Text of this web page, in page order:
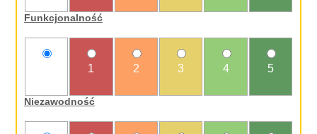
Funkcjonalność
1 2 3 4 5
Niezawodność